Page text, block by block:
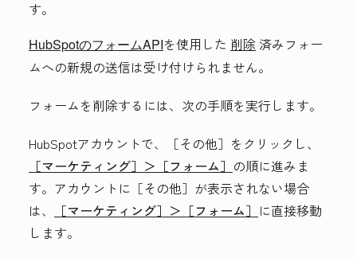
す。
HubSpotのフォームAPIを使用した 削除 済みフォー
ムへの新規の送信は受け付けられません。
フォームを削除するには、次の手順を実行します。
HubSpotアカウントで、
［その他］をクリックし、
［マーケティング］＞ ［フォーム］ の順に進みま
す。アカウントに ［その他］が表示されない場合
は、
［マーケティング］＞ ［フォーム］ に直接移動
します。